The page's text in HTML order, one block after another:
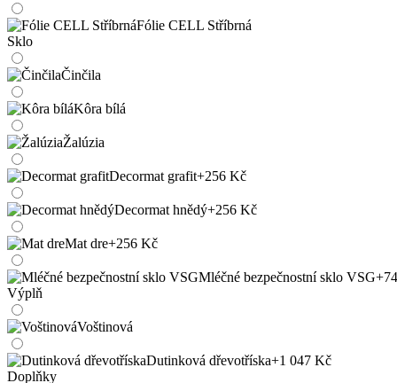
Fólie CELL Stříbrná
Sklo
Činčila
Kôra bílá
Žalúzia
Decormat grafit+256 Kč
Decormat hnědý+256 Kč
Mat dre+256 Kč
Mléčné bezpečnostní sklo VSG
Výplň
Voštinová
Dutinková dřevotříska+1 047 Kč
Doplňky